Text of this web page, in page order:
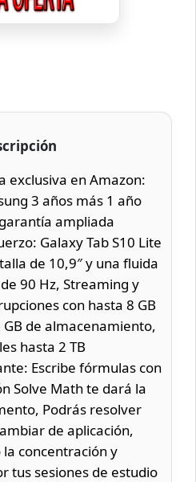
exclusiva en Amazon:
3 años más 1 año
ampliada
Galaxy Tab S10 Lite
de 10,9″ y una fluida
90 Hz, Streaming y
con hasta 8 GB
de almacenamiento,
hasta 2 TB
Escribe fórmulas con
Solve Math te dará la
Podrás resolver
de aplicación,
concentración y
tus sesiones de estudio